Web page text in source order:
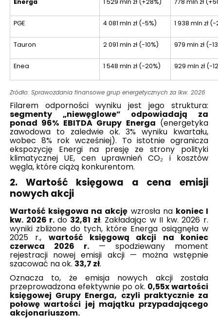
PGE 4 081 mln zł (−5%) 1 938 mln zł
Tauron 2 091 mln zł (−10%) 979 mln zł
Enea 1 548 mln zł (−20%) 929 mln zł
Zródło: Sprawozdania finansowe grup energetycznych za Ikw. 2026
Filarem odporności wyniku jest jego struktura:
segmenty „niewęglowe” odpowiadają za
ponad 96% EBITDA Grupy Energa (energetyka
zawodowa to zaledwie ok. 3% wyniku kwartału,
wobec 8% rok wcześniej). To istotnie ogranicza
ekspozycję Energi na presję ze strony polityki
klimatycznej UE, cen uprawnień CO₂ i kosztów
węgla, które ciążą konkurentom.
2. Wartość księgowa a cena emisji
nowych akcji
Wartość księgowa na akcję wzrosła na koniec I
kw. 2026 r. do 32,81 zł. Zakładając w II kw. 2026 r.
wyniki zbliżone do tych, które Energa osiągnęła w
2025 r., wartość księgową akcji na koniec
czerwca 2026 r. — spodziewany moment
rejestracji nowej emisji akcji — można wstępnie
szacować na ok. 33,7 zł.
Oznacza to, że emisja nowych akcji została
przeprowadzona efektywnie po ok. 0,55x wartości
księgowej Grupy Energa, czyli praktycznie za
połowę wartości jej majątku przypadającego
akcjonariuszom.